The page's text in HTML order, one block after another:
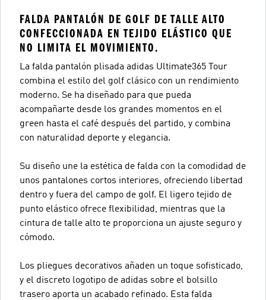
FALDA PANTALÓN DE GOLF DE TALLE ALTO
CONFECCIONADA EN TEJIDO ELÁSTICO QUE
NO LIMITA EL MOVIMIENTO.
La falda pantalón plisada adidas Ultimate365 Tour
combina el estilo del golf clásico con un rendimiento
moderno. Se ha diseñado para que pueda
acompañarte desde los grandes momentos en el
green hasta el café después del partido, y combina
con naturalidad deporte y elegancia.
Su diseño une la estética de falda con la comodidad de
unos pantalones cortos interiores, ofreciendo libertad
dentro y fuera del campo de golf. El ligero tejido de
punto elástico ofrece flexibilidad, mientras que la
cintura de talle alto te proporciona un ajuste seguro y
cómodo.
Los pliegues decorativos añaden un toque sofisticado,
y el discreto logotipo de adidas sobre el bolsillo
trasero aporta un acabado refinado. Esta falda